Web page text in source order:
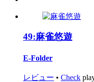
49:麻雀悠遊
E-Folder
レビュー • Check